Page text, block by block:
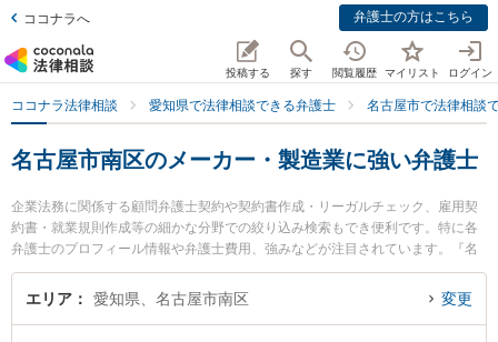
ココナラへ 弁護士の方はこちら
投稿する 探す 閲覧履歴 マイリスト ログイン
ココナラ法律相談 愛知県で法律相談できる弁護士 名古屋市で法律相談
名古屋市南区のメーカー・製造業に強い弁護士
企業法務に関係する顧問弁護士契約や契約書作成・リーガルチェック、雇用契
約書・就業規則作成等の細かな分野での絞り込み検索もでき便利です。特に各
弁護士のプロフィール情報や弁護士費用、強みなどが注目されています。『名
古屋市南区で土日や夜間に発生したメーカー・製造業のトラブルを今すぐに弁
護士に相談したい』『メーカー・製造業のトラブル解決の実績豊富な近くの弁
エリア 愛知県、名古屋市南区 変更